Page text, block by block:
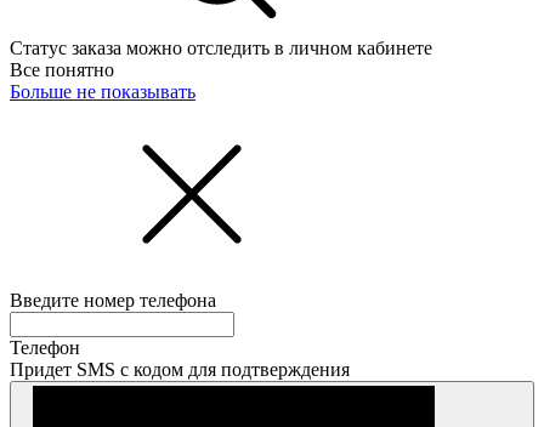
Статус заказа можно отследить в личном кабинете
Все понятно
Больше не показывать
Введите номер телефона
Телефон
Придет SMS с кодом для подтверждения